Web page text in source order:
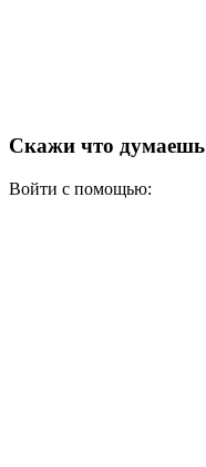
Скажи что думаешь
Войти с помощью: